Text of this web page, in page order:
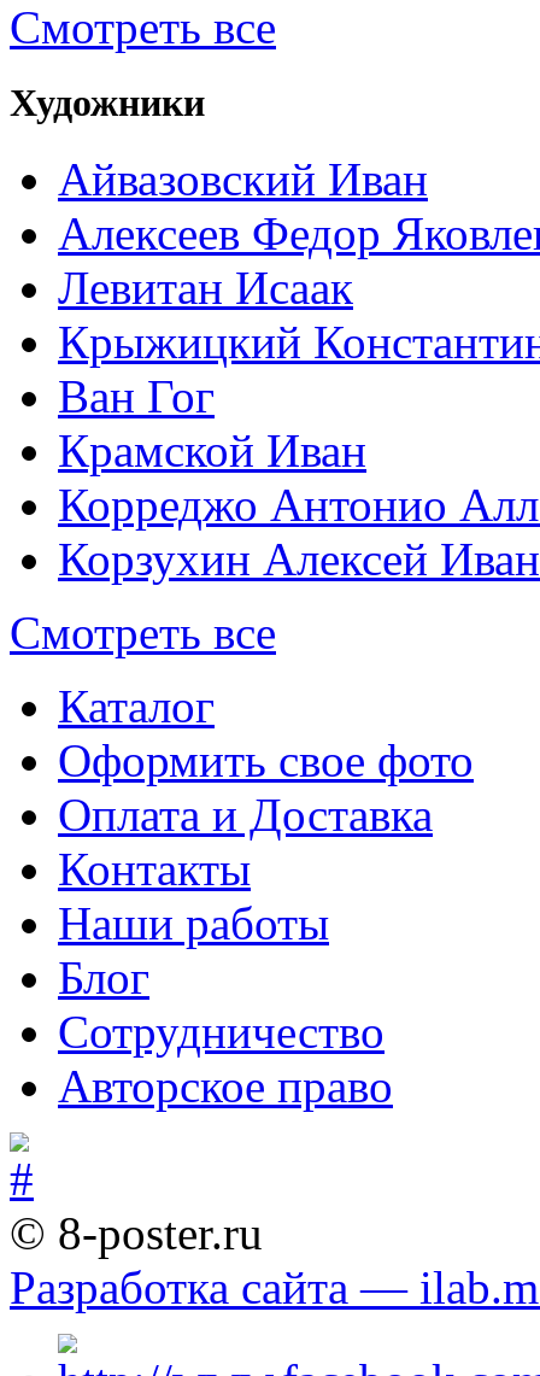
Смотреть все
Художники
Айвазовский Иван
Алексеев Федор
Левитан Исаак
Крыжицкий
Ван Гог
Крамской Иван
Корреджо Антонио
Корзухин Алексей
Смотреть все
Каталог
Оформить свое фото
Оплата и Доставка
Контакты
Наши работы
Блог
Сотрудничество
Авторское право
© 8-poster.ru
Разработка сайта —